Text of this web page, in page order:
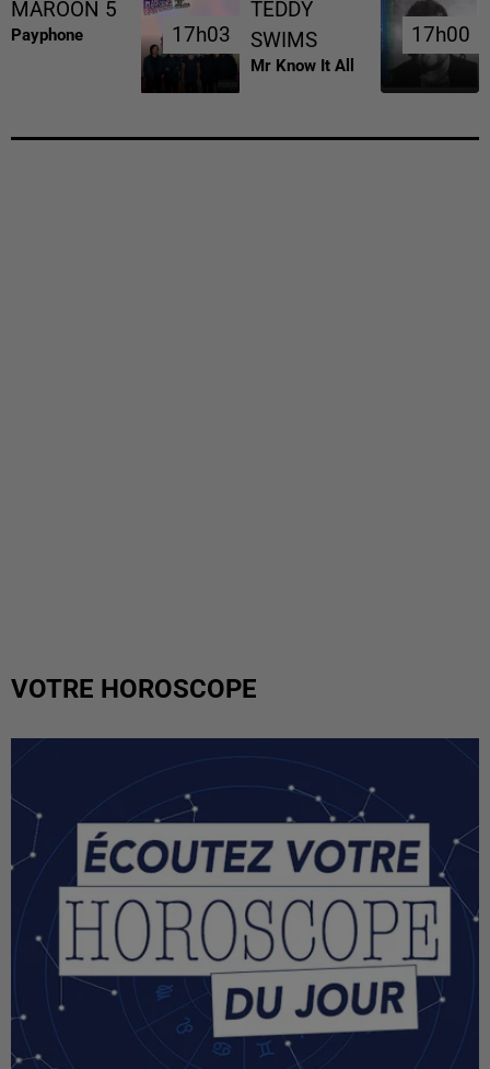
MAROON 5
Payphone 17h03
17h03
TEDDY
SWIMS
Mr Know It All
17h00
17h00
VOTRE HOROSCOPE